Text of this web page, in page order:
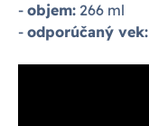
- objem: 266 ml
- odporúčaný vek: